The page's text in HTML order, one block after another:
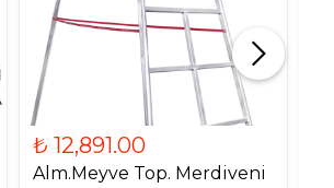
₺ 12,891.00
Alm.Meyve Top. Merdiveni